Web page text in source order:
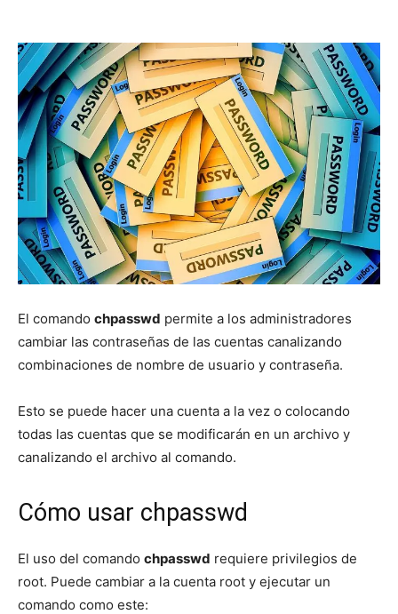
El comando chpasswd permite a los administradores
cambiar las contraseñas de las cuentas canalizando
combinaciones de nombre de usuario y contraseña.
Esto se puede hacer una cuenta a la vez o colocando
todas las cuentas que se modificarán en un archivo y
canalizando el archivo al comando.
Cómo usar chpasswd
El uso del comando chpasswd requiere privilegios de
root. Puede cambiar a la cuenta root y ejecutar un
comando como este: